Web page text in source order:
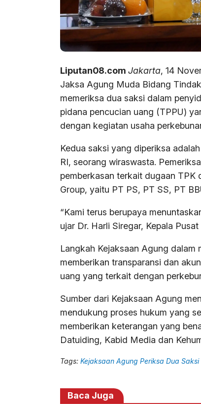
Liputan08.com Jakarta, 14
Jaksa Agung Muda Bidang
memeriksa dua saksi dalam
pidana pencucian uang (TPPU)
dengan kegiatan usaha
Kedua saksi yang diperiksa
RI, seorang wiraswasta.
pemberkasan terkait dugaan TPK
Group, yaitu PT PS, PT SS, PT
“Kami terus berupaya
ujar Dr. Harli Siregar, Kepala
Langkah Kejaksaan Agung dalam
memberikan transparansi dan
uang yang terkait dengan
Sumber dari Kejaksaan Agung
mendukung proses hukum yang
memberikan keterangan yang
Datuiding, Kabid Media dan
Tags: Kejaksaan Agung Periksa Dua
Baca Juga